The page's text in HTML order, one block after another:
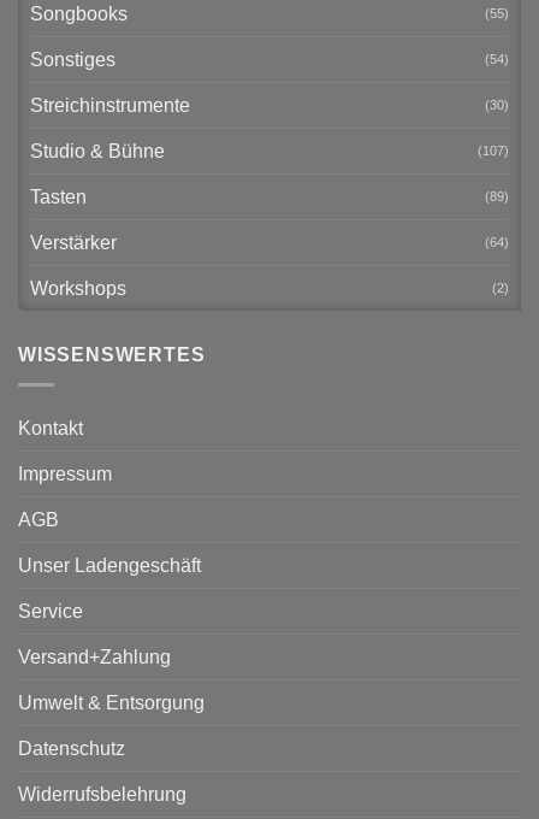
Songbooks (55)
Sonstiges (54)
Streichinstrumente (30)
Studio & Bühne (107)
Tasten (89)
Verstärker (64)
Workshops (2)
WISSENSWERTES
Kontakt
Impressum
AGB
Unser Ladengeschäft
Service
Versand+Zahlung
Umwelt & Entsorgung
Datenschutz
Widerrufsbelehrung